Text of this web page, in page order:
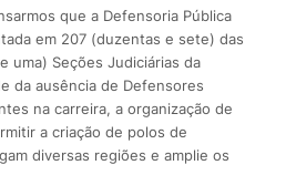
que a Defensoria Pública
em 207 (duzentas e sete) das
uma) Seções Judiciárias da
da ausência de Defensores
na carreira, a organização de
a criação de polos de
diversas regiões e amplie os